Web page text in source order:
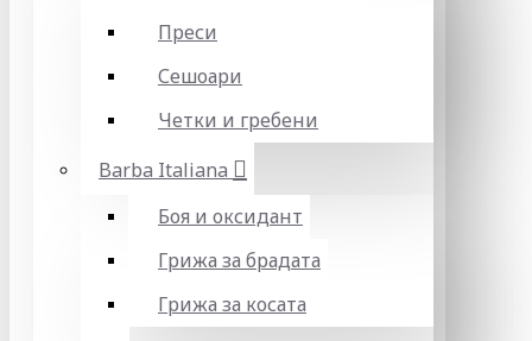
Преси
Сешоари
Четки и гребени
Barba Italiana
Боя и оксидант
Грижа за брадата
Грижа за косата